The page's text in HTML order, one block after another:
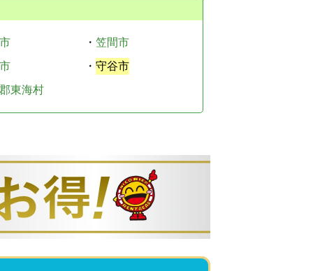
・ 笠間市
・ 守谷市
東海村